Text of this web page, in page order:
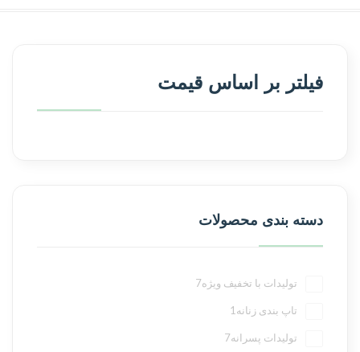
فیلتر بر اساس قیمت
دسته بندی محصولات
تولیدات با تخفیف ویژه7
تاپ بندی زنانه 1
تولیدات پسرانه7